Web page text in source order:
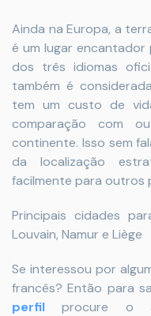
Ainda na Europa, a
é um lugar encantador
dos três idiomas
também é
tem um custo de
comparação com
continente. Isso sem
da localização
facilmente para outros
Principais cidades
Louvain, Namur e Liège
Se interessou por
francês? Então para
perfil procure o